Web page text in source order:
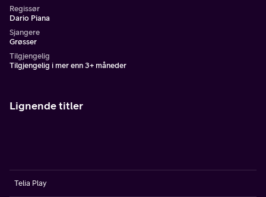
Regissør
Dario Piana
Sjangere
Grøsser
Tilgjengelig
Tilgjengelig i mer enn 3+ måneder
Lignende titler
Telia Play